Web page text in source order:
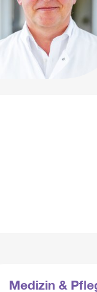
Medizin &